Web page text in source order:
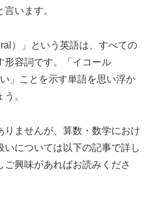
言います。
）」という英語は、すべての
形容詞です。「イコール
」ことを示す単語を思い浮か
。
りませんが、算数・数学におけ
いについては以下の記事で詳し
ご興味があればお読みくださ